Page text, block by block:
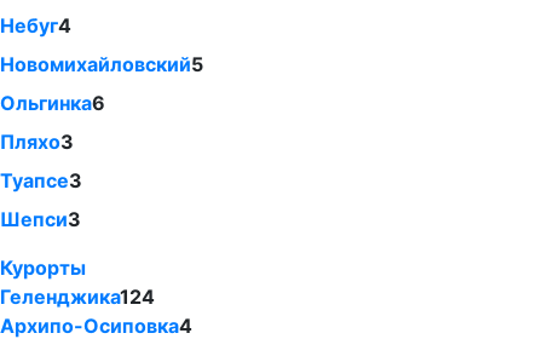
Небуг4
Новомихайловский5
Ольгинка6
Пляхо3
Туапсе3
Шепси3
Курорты
Геленджика124
Архипо-Осиповка4